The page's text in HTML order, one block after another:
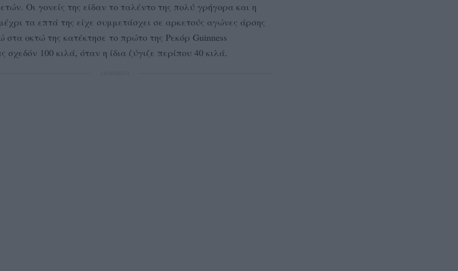
Οι γονείς της είδαν το ταλέντο της πολύ γρήγορα και η
τα επτά της είχε συμμετάσχει σε αρκετούς αγώνες άρσης
οκτώ της κατέκτησε το πρώτο της Ρεκόρ Guinness
σχεδόν 100 κιλά, όταν η ίδια ζύγιζε περίπου 40 κιλά.